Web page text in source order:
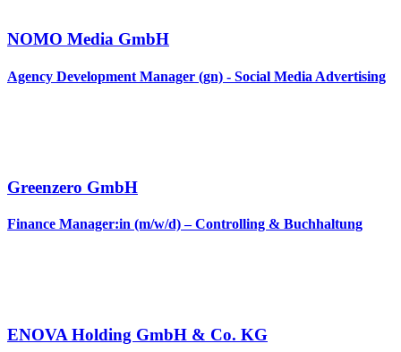
NOMO Media GmbH
Agency Development Manager (gn) - Social Media Advertising
Greenzero GmbH
Finance Manager:in (m/w/d) – Controlling & Buchhaltung
ENOVA Holding GmbH & Co. KG